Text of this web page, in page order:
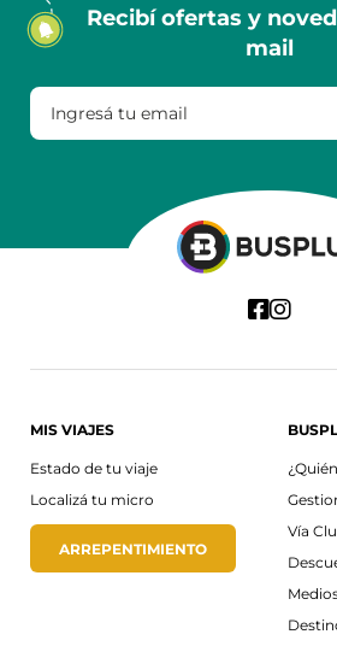
Recibí ofertas y
mail
MIS VIAJES
Estado de tu viaje
Localizá tu micro
ARREPENTIMIENTO
Vía